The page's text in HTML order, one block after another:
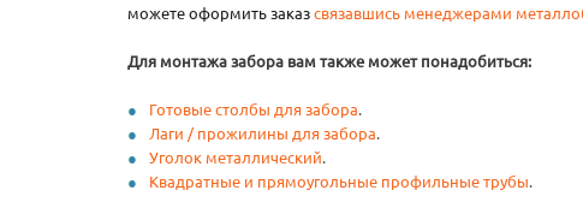
можете оформить заказсвязавшись менеджерами
Для монтажа забора вам также может понадобиться:
Готовые столбы для забора.
Лаги / прожилины для забора.
Уголок металлический.
Квадратные и прямоугольные профильные трубы.